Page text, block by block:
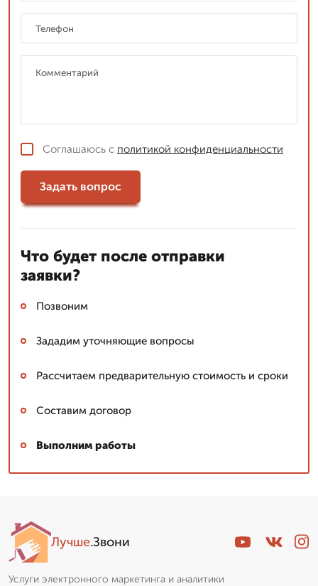
Соглашаюсь с политикой конфиденциальности
Задать вопрос
Что будет после отправки
заявки?
Позвоним
Зададим уточняющие вопросы
Рассчитаем предварительную стоимость и сроки
Составим договор
Выполним работы
Лучше.Звони
Услуги электронного маркетинга и аналитики